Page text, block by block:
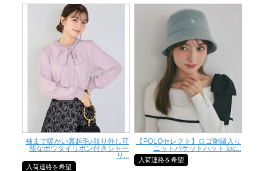
袖まで暖かい裏起毛♪取り外し可
能なボウタイリボン付きシャー
リ...
入荷連絡を希望
【POLOセレクト】ロゴ刺繍入り
ニットバケットハット toc...
入荷連絡を希望